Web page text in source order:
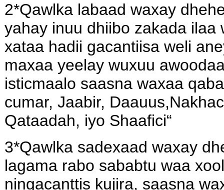
2*Qawlka labaad waxay
yahay inuu dhiibo zakada ilaa
xataa hadii gacantiisa weli
maxaa yeelay wuxuu
isticmaalo saasna waxaa
cumar, Jaabir,
Qataadah, iyo Shaafici“
3*Qawlka sadexaad waxay
lagama rabo sababtu waa
ningacanttis kujira, saasna